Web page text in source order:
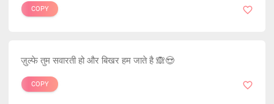
COPY
ज़ुल्फे तुम सवारती हो और बिखर हम जाते है 🙈😍
COPY